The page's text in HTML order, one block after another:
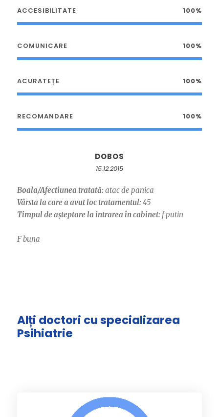
ACCESIBILITATE 100%
COMUNICARE 100%
ACURATEȚE 100%
RECOMANDARE 100%
DOBOS
15.12.2015
Boala/Afectiunea tratată: atac de panica
Vârsta la care a avut loc tratamentul: 45
Timpul de așteptare la intrarea în cabinet: f putin
F buna
Alți doctori cu specializarea
Psihiatrie